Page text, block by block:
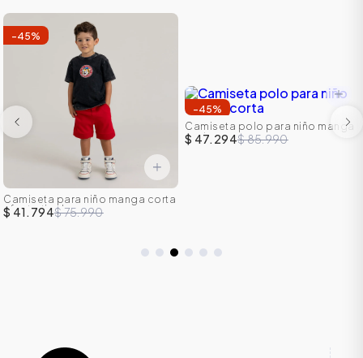
-45%
Camiseta para niño manga corta
efecto tie dye
$ 41.794$ 75.990
-45%
Camiseta polo para niño manga
corta
$ 47.294$ 85.990